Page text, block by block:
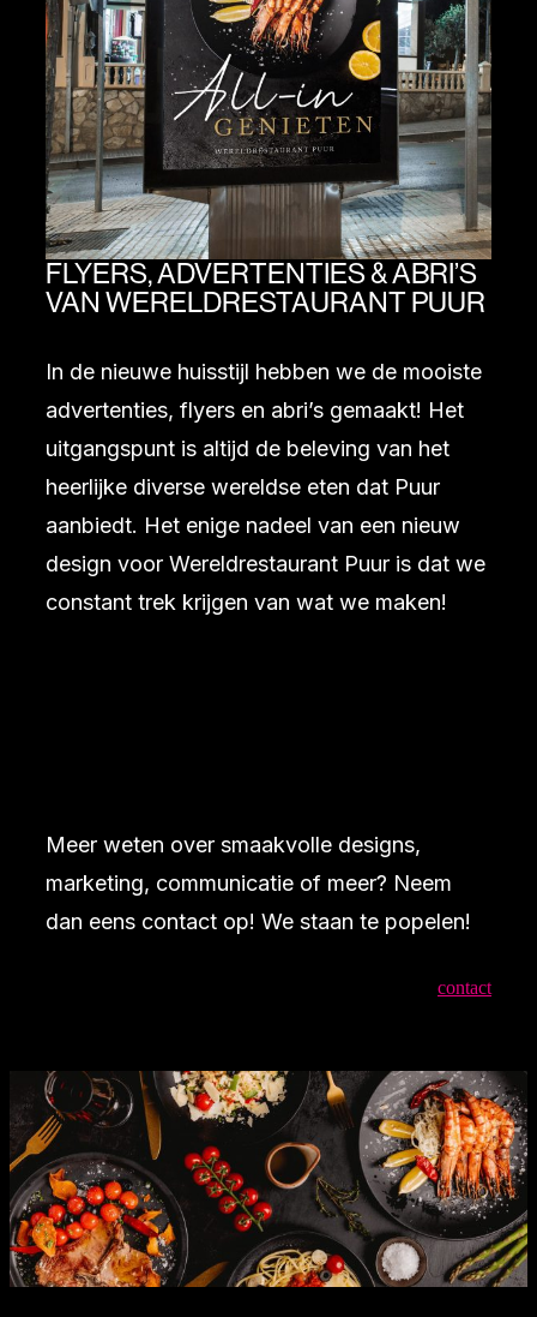
FLYERS, ADVERTENTIES & ABRI’S
VAN WERELDRESTAURANT PUUR
In de nieuwe huisstijl hebben we de mooiste
advertenties, flyers en abri’s gemaakt! Het
uitgangspunt is altijd de beleving van het
heerlijke diverse wereldse eten dat Puur
aanbiedt. Het enige nadeel van een nieuw
design voor Wereldrestaurant Puur is dat we
constant trek krijgen van wat we maken!
Meer weten over smaakvolle designs,
marketing, communicatie of meer? Neem
dan eens contact op! We staan te popelen!
contact